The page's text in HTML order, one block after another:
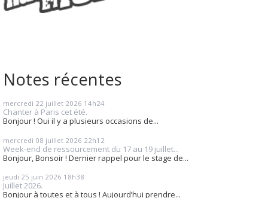
Notes récentes
mercredi 22 juillet 2026 14h24
Chanter à Paris cet été.
Bonjour ! Oui il y a plusieurs occasions de...
mercredi 08 juillet 2026 22h12
Week-end de ressourcement du 17 au 19 juillet...
Bonjour, Bonsoir ! Dernier rappel pour le stage de...
jeudi 25 juin 2026 18h38
Juillet 2026.
Bonjour à toutes et à tous ! Aujourd’hui prendre...